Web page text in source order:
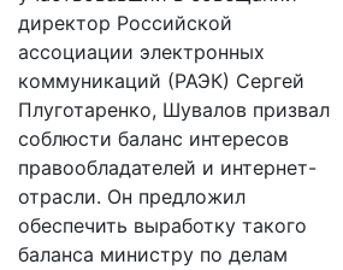
директор Российской
ассоциации электронных
коммуникаций (РАЭК) Сергей
Плуготаренко, Шувалов призвал
соблюсти баланс интересов
правообладателей и интернет-
отрасли. Он предложил
обеспечить выработку такого
баланса министру по делам